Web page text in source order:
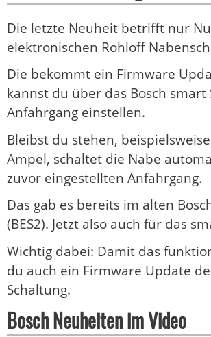
Die letzte Neuheit betrifft nur
elektronischen Rohloff
Die bekommt ein Firmware
kannst du über das Bosch smart
Anfahrgang einstellen.
Bleibst du stehen,
Ampel, schaltet die Nabe
zuvor eingestellten Anfahrgang.
Das gab es bereits im alten
(BES2). Jetzt also auch für das
Wichtig dabei: Damit das
du auch ein Firmware Update
Schaltung.
Bosch Neuheiten im Video